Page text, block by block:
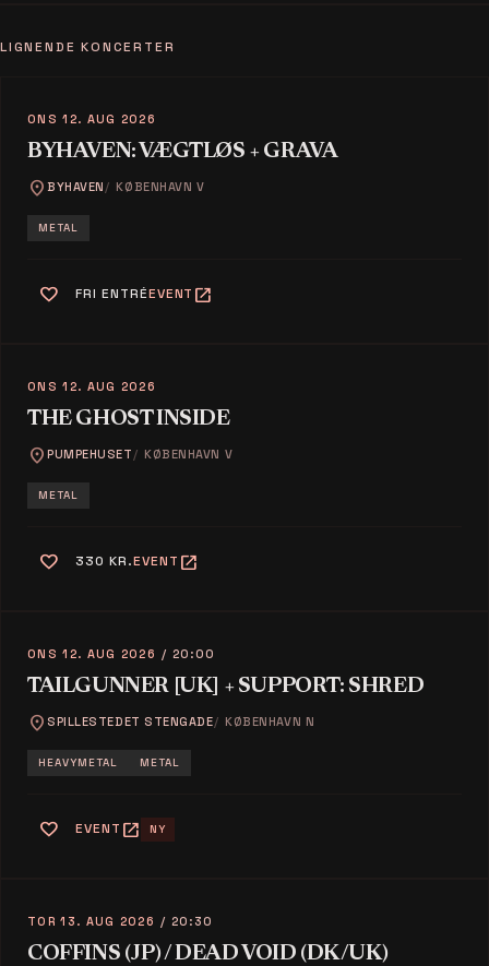
LIGNENDE KONCERTER
ONS 12. AUG 2026
BYHAVEN: VÆGTLØS + GRAVA
location_on BYHAVEN KØBENHAVN V
METAL
favorite FRI ENTRÉEVENT open_in_new
ONS 12. AUG 2026
THE GHOST INSIDE
location_on PUMPEHUSET KØBENHAVN V
METAL
favorite 330 KR.EVENT open_in_new
ONS 12. AUG 2026 / 20:00
TAILGUNNER [UK] + SUPPORT: SHRED
location_on SPILLESTEDET STENGADE KØBENHAVN N
HEAVYMETAL METAL
favorite EVENT open_in_new NY
TOR 13. AUG 2026 / 20:30
COFFINS (JP) / DEAD VOID (DK/UK)